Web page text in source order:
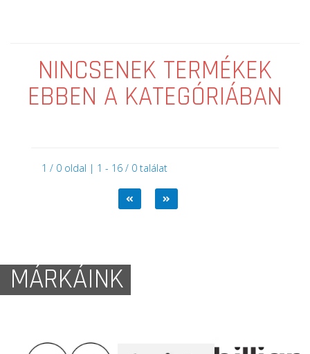
NINCSENEK TERMÉKEK
EBBEN A KATEGÓRIÁBAN
1 / 0 oldal | 1 - 16 / 0 találat
MÁRKÁINK